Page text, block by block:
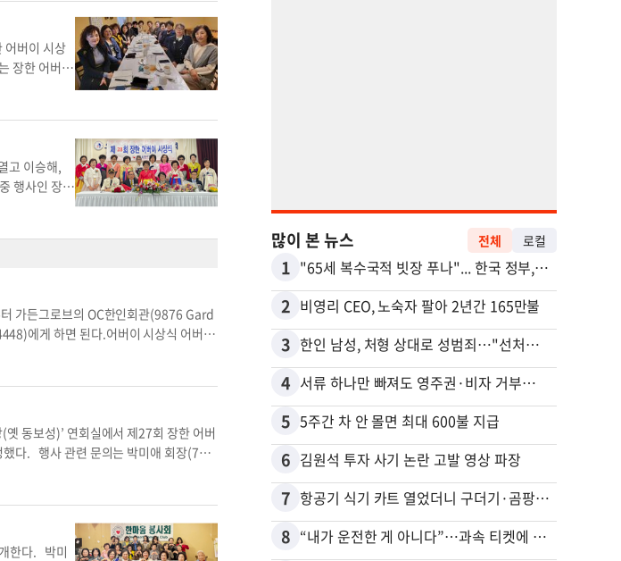
화(213-718-8
어버이 시상
장한 어버이
고 이승해,
행사인 장한
크 부시장
진 교수는
바마 대통
하원의원
남 스티브(6
MBC 방송
역임했다.
를 운영하는
다 은퇴한
천기씨와 슬
6명을 뒀다.
간 지도했
회장을 역
김성실(5
가든그로브의 OC한인회관(9876 Gard
에게 하면 된다.어버이 시상식 어버이
동보성)’ 연회실에서 제27회 장한 어버
다. 행사 관련 문의는 박미애 회장(714-
한다. 박미
많이 본 뉴스 전체 로컬
1 "65세 복수국적 빗장 푸나"... 한국 정부, 연령 완화 전면 추진
2 비영리 CEO, 노숙자 팔아 2년간 165만불
3 한인 남성, 처형 상대로 성범죄…"선처해줬더니 배신자 취급"
4 서류 하나만 빠져도 영주권·비자 거부…심사관 재량권 대폭 확대
5 5주간 차 안 몰면 최대 600불 지급
6 김원석 투자 사기 논란 고발 영상 파장
7 항공기 식기 카트 열었더니 구더기·곰팡이…LAX 기내식 업체 논란
8 “내가 운전한 게 아니다”…과속 티켓에 오토파일럿 탓한 운전자